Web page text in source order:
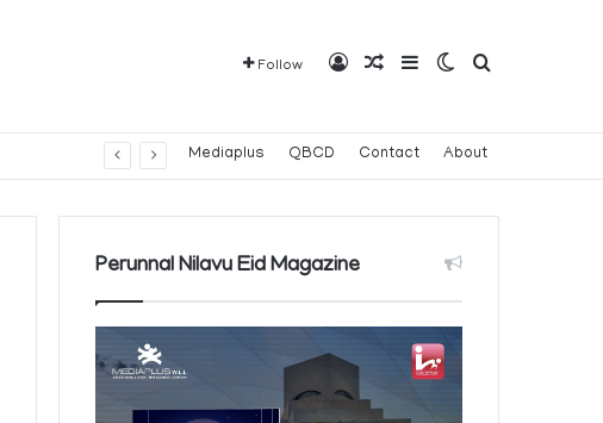
Follow Log InRandom Article
SidebarSwitch skin
Search for
Mediaplus QBCD Contact About
Perunnal Nilavu Eid Magazine